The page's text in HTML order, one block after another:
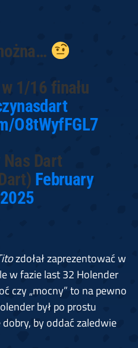
1/16 finału
O8tWyfFGL7
Dart
February
zdołał zaprezentować w
w fazie last 32 Holender
czy „mocny” to na pewno
był po prostu
by oddać zaledwie